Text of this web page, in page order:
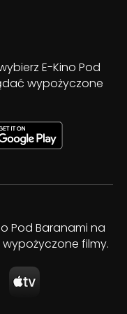
E-Kino Pod
wypożyczone
Pod Baranami na
filmy.